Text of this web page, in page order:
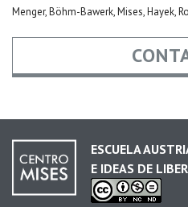
Menger, Böhm-Bawerk, Mises, Hayek,
Email *
ESCUELA
E IDEAS DE